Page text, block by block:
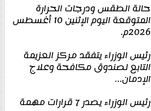
حالة الطقس ودرجات الحرارة
المتوقعة اليوم الإثنين 10 أغسطس
2026م.
رئيس الوزراء يتفقد مركز العزيمة
التابع لصندوق مكافحة وعلاج
الإدمان...
رئيس الوزراء يصدر 7 قرارات مهمة